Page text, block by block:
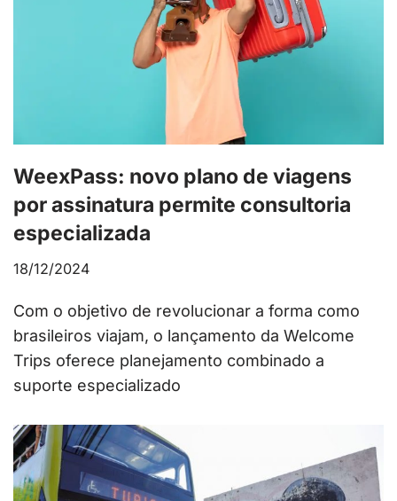
WeexPass: novo plano de viagens
por assinatura permite consultoria
especializada
18/12/2024
Com o objetivo de revolucionar a forma como
brasileiros viajam, o lançamento da Welcome
Trips oferece planejamento combinado a
suporte especializado